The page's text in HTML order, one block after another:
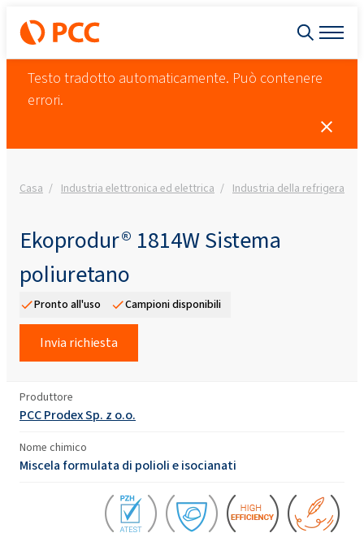
Testo tradotto automaticamente. Può contenere
errori.
Casa Industria elettronica ed elettrica Industria della
Ekoprodur® 1814W Sistema
poliuretano
Pronto all'uso Campioni disponibili
Invia richiesta
Produttore
PCC Prodex Sp. z o.o.
Nome chimico
Miscela formulata di polioli e isocianati